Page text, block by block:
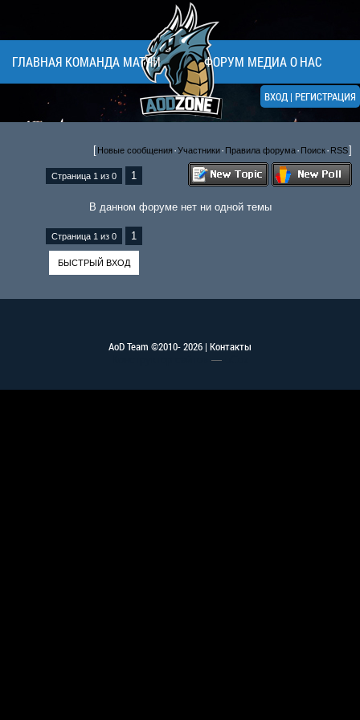
ГЛАВНАЯ КОМАНДА МАТЧИ ФОРУМ МЕДИА О НАС
ВХОД | РЕГИСТРАЦИЯ
[Новые сообщения·Участники·Правила форума·Поиск·RSS]
Страница 1 из 0 1
В данном форуме нет ни одной темы
Страница 1 из 0 1
AoD Team ©2010- 2026 | Контакты
—